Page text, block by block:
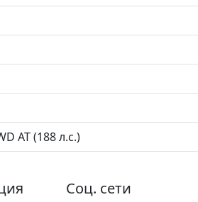
AT (188 л.с.)
Соц. сети